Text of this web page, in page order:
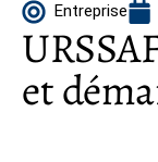
Entreprise
et